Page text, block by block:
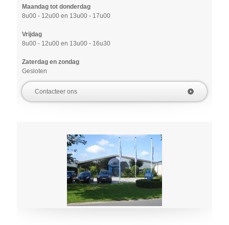
Maandag tot donderdag
8u00 - 12u00 en 13u00 - 17u00
Vrijdag
8u00 - 12u00 en 13u00 - 16u30
Zaterdag en zondag
Gesloten
Contacteer ons play_circle_filled